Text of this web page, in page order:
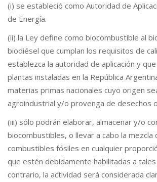
(i) se estableció como Autoridad de
de Energía.
(ii) la Ley define como biocombustible al
biodiésel que cumplan los requisitos de
establezca la autoridad de aplicación y
plantas instaladas en la República
materias primas nacionales cuyo origen
agroindustrial y/o provenga de desechos
(iii) sólo podrán elaborar, almacenar y/o
biocombustibles, o llevar a cabo la mezcla
combustibles fósiles en cualquier
que estén debidamente habilitadas a
contrario, la actividad será considerada